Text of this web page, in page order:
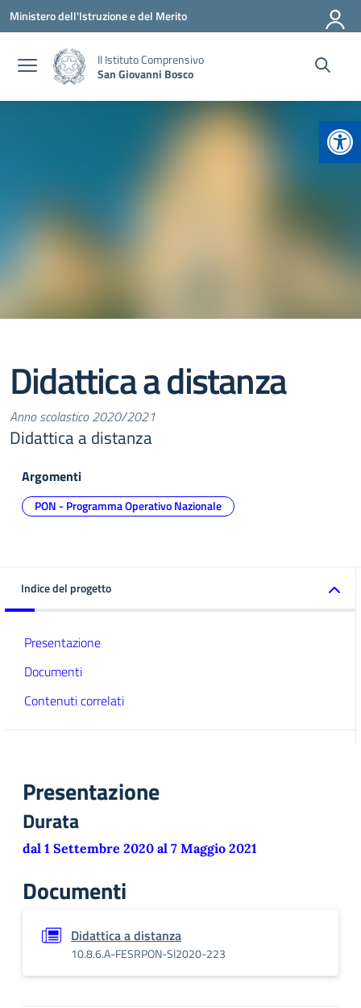
Vai ai contenuti
Vai al menu di navigazione
Vai al footer
Ministero dell'Istruzione e del Merito
II Istituto Comprensivo
San Giovanni Bosco
Didattica a distanza
Anno scolastico 2020/2021
Didattica a distanza
Argomenti
PON - Programma Operativo Nazionale
Indice del progetto
Presentazione
Documenti
Contenuti correlati
Presentazione
Durata
dal 1 Settembre 2020 al 7 Maggio 2021
Documenti
Didattica a distanza
10.8.6.A-FESRPON-SI2020-223